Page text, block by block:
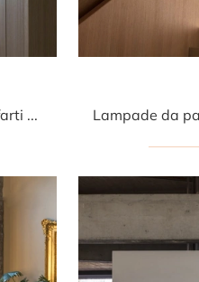
Progetti illuminotecnici da non farti scappare! Ti presentiamo la lampada da terra Costantina Opal di Mogg.